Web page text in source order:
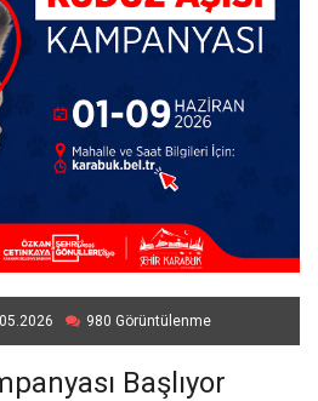
980 Görüntülenme
Başlıyor